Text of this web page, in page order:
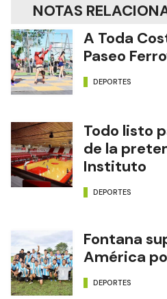
NOTAS
A Toda
Paseo
DEPORTES
Todo listo
de la
Instituto
DEPORTES
Fontana
América
DEPORTES